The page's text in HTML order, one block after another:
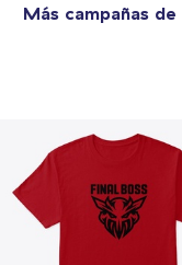
Más campañas de